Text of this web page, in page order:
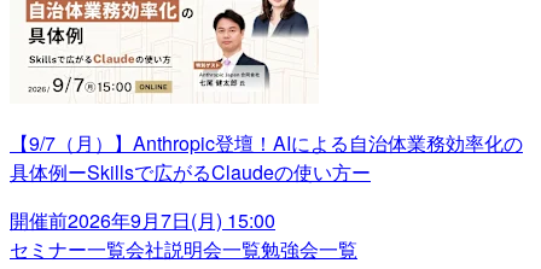
【9/7（月）】Anthropic登壇！AIによる自治体業務効率化の
具体例ーSkillsで広がるClaudeの使い方ー
開催前2026年9月7日(月) 15:00
セミナー一覧会社説明会一覧勉強会一覧